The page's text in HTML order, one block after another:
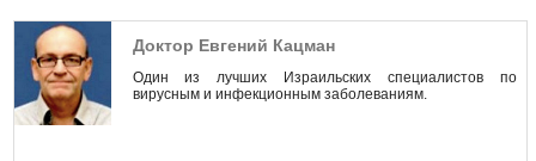
Доктор Евгений Кацман
Один из лучших Израильских специалистов по
вирусным и инфекционным заболеваниям.